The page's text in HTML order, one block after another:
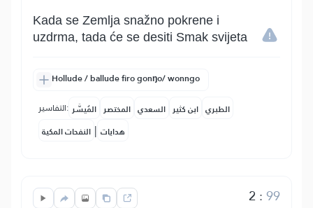
Kada se Zemlja snažno pokrene i
uzdrma, tada će se desiti Smak svijeta
Hollude / ballude firo gonŋo/ wonngo
التفاسير: المُيسَّر المختصر السعدي ابن كثير الطبري
النفحات المكية | هدايات
2 :99